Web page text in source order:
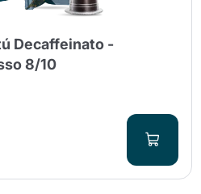
Decaffeinato -
8/10